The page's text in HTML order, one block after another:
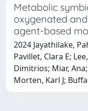
Metabolic
oxygenated
agent-based
2024 Jayathilake,
Pavillet, Clara E;
Dimitrios; Miar,
Morten, Karl J;